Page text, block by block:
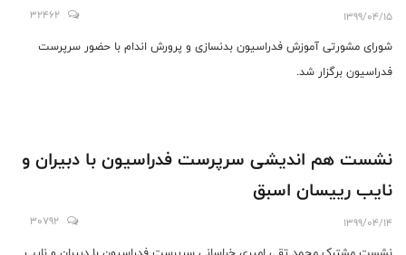
1399/04/15
32462
شورای مشورتی آموزش فدراسیون بدنسازی و پرورش اندام با حضور سرپرست
فدراسیون برگزار شد.
نشست هم اندیشی سرپرست فدراسیون با دبیران و
نایب رییسان اسبق
1399/04/14
30792